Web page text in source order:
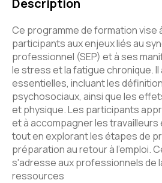
Description
Ce programme de formation vise
participants aux enjeux liés au
professionnel (SEP) et à ses
le stress et la fatigue chronique.
essentielles, incluant les
psychosociaux, ainsi que les
et physique. Les participants
et à accompagner les travailleurs
tout en explorant les étapes de
préparation au retour à l'emploi.
s'adresse aux professionnels de
ressources